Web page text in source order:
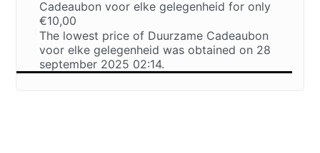
Cadeaubon voor elke gelegenheid for only
€10,00
The lowest price of Duurzame Cadeaubon
voor elke gelegenheid was obtained on 28
september 2025 02:14.